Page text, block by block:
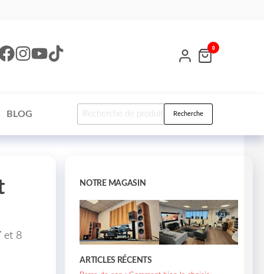
0
BLOG Recherche
et 8
NOTRE MAGASIN
ARTICLES RÉCENTS